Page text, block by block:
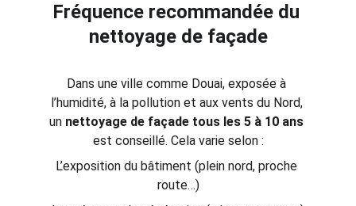
Fréquence recommandée du
nettoyage de façade
Dans une ville comme Douai, exposée à
l’humidité, à la pollution et aux vents du Nord,
un nettoyage de façade tous les 5 à 10 ans
est conseillé. Cela varie selon :
L’exposition du bâtiment (plein nord, proche
route…)